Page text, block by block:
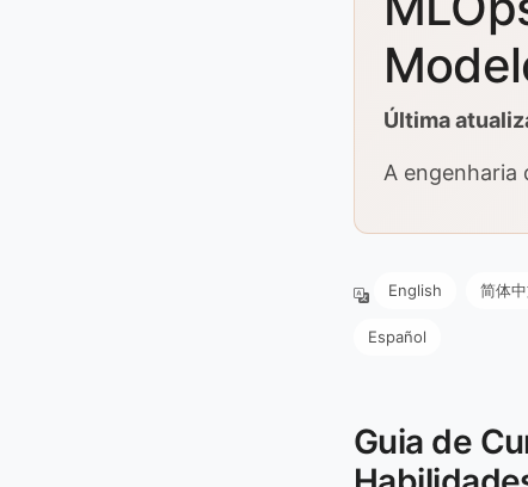
Última
A engenharia
English 简体
Español
Guia de